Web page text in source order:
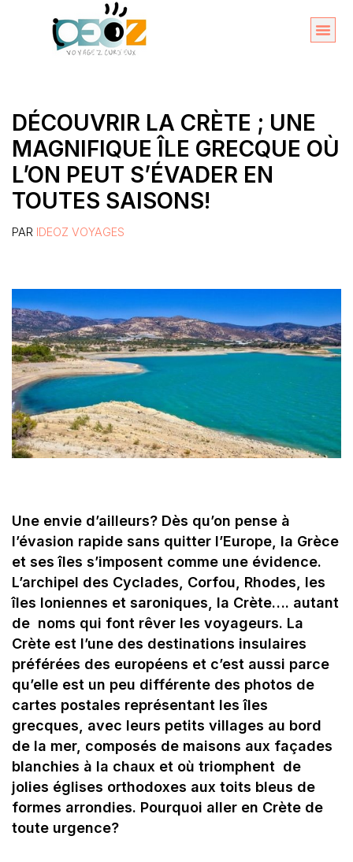
DÉCOUVRIR LA CRÈTE ; UNE
MAGNIFIQUE ÎLE GRECQUE OÙ
L’ON PEUT S’ÉVADER EN
TOUTES SAISONS!
PAR IDEOZ VOYAGES
Une envie d’ailleurs? Dès qu’on pense à
l’évasion rapide sans quitter l’Europe, la Grèce
et ses îles s’imposent comme une évidence.
L’archipel des Cyclades, Corfou, Rhodes, les
îles Ioniennes et saroniques, la Crète…. autant
de noms qui font rêver les voyageurs. La
Crète est l’une des destinations insulaires
préférées des européens et c’est aussi parce
qu’elle est un peu différente des photos de
cartes postales représentant les îles
grecques, avec leurs petits villages au bord
de la mer, composés de maisons aux façades
blanchies à la chaux et où triomphent de
jolies églises orthodoxes aux toits bleus de
formes arrondies. Pourquoi aller en Crète de
toute urgence?